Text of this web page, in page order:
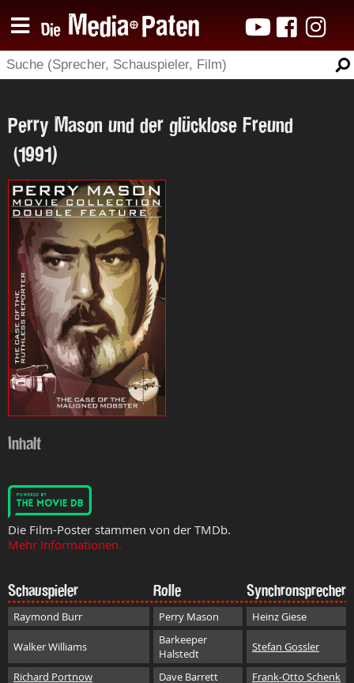
Perry Mason und der glücklose Freund
(1991)
Inhalt
Die Film-Poster stammen von der TMDb.
Mehr Informationen.
Schauspieler Rolle Synchronsprecher
Raymond Burr Perry Mason Heinz Giese
Walker Williams
Barkeeper
Halstedt
Stefan Gossler
Richard Portnow Dave Barrett
Frank-Otto Schenk